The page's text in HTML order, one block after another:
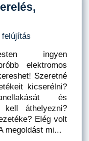
ingyen
elektromos
Szeretné
kicserélni?
és
kell áthelyezni?
Elég volt
megoldást mi...